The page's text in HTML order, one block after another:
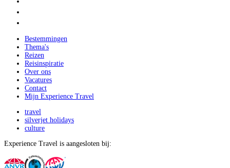
Bestemmingen
Thema's
Reizen
Reisinspiratie
Over ons
Vacatures
Contact
Mijn Experience Travel
travel
silverjet holidays
culture
Experience Travel is aangesloten bij: